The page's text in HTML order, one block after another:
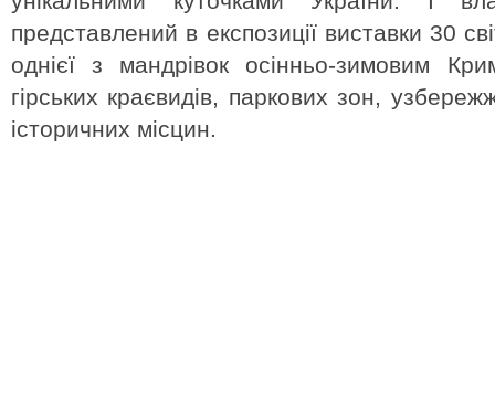
представлений в експозиції виставки 30
однієї з мандрівок осінньо-зимовим
гірських краєвидів, паркових зон,
історичних місцин.